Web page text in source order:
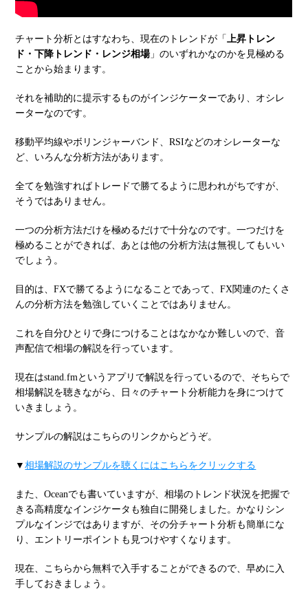
チャート分析とはすなわち、現在のトレンドが「
上昇トレン
ド・下降トレンド・レンジ相場」のいずれかなのかを見極める
ことから始まります。
それを補助的に提示するものがインジケーターであり、オシレ
ーターなのです。
移動平均線やボリンジャーバンド、RSIなどのオシレーターな
ど、いろんな分析方法があります。
全てを勉強すればトレードで勝てるように思われがちですが、
そうではありません。
一つの分析方法だけを極めるだけで十分なのです。一つだけを
極めることができれば、あとは他の分析方法は無視してもいい
でしょう。
目的は、FXで勝てるようになることであって、FX関連のたくさ
んの分析方法を勉強していくことではありません。
これを自分ひとりで身につけることはなかなか難しいので、音
声配信で相場の解説を行っています。
現在はstand.fmというアプリで解説を行っているので、そちらで
相場解説を聴きながら、日々のチャート分析能力を身につけて
いきましょう。
サンプルの解説はこちらのリンクからどうぞ。
▼相場解説のサンプルを聴くにはこちらをクリックする
また、Oceanでも書いていますが、相場のトレンド状況を把握で
きる高精度なインジケータも独自に開発しました。かなりシン
プルなインジではありますが、その分チャート分析も簡単にな
り、エントリーポイントも見つけやすくなります。
現在、こちらから無料で入手することができるので、早めに入
手しておきましょう。